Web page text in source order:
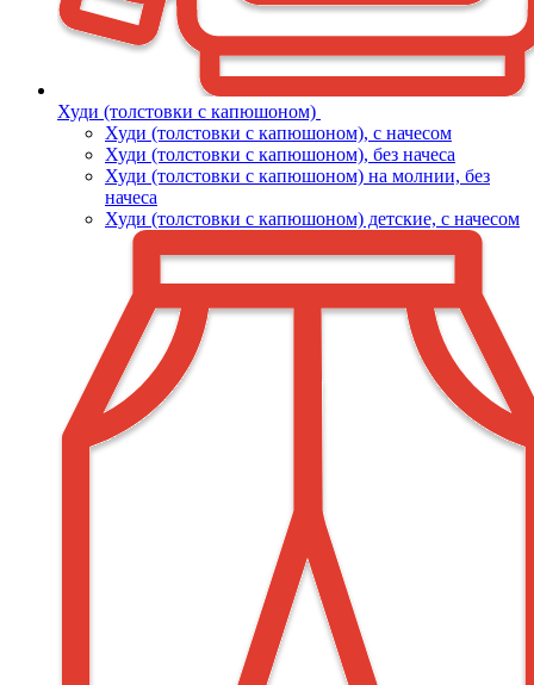
Худи (толстовки с капюшоном)
Худи (толстовки c капюшоном), с начесом
Худи (толстовки c капюшоном), без начеса
Худи (толстовки с капюшоном) на молнии, без
начеса
Худи (толстовки c капюшоном) детские, с начесом